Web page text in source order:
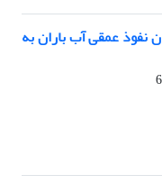
نفوذ عمقی آب باران به